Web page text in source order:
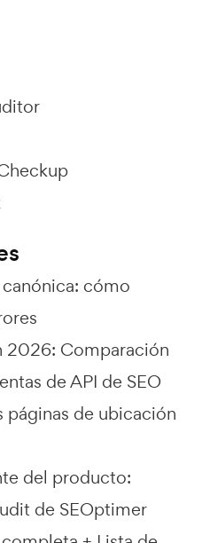
cómo
2026: Comparación
de API de SEO
de ubicación
del producto:
de SEOptimer